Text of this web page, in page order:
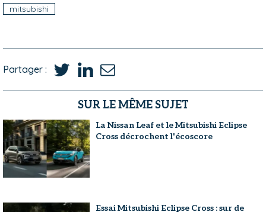
mitsubishi
Partager :
SUR LE MÊME SUJET
La Nissan Leaf et le Mitsubishi Eclipse
Cross décrochent l'écoscore
Essai Mitsubishi Eclipse Cross : sur de